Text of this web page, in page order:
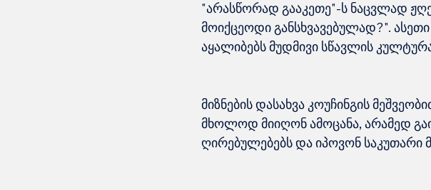
"არასწორად გააკეთე"-ს ნაცვლად
მოიქცეოდი განსხვავებულად?".
მიზნების დასახვა კოუჩინგის
მხოლოდ მიიღონ ამოცანა, არამედ